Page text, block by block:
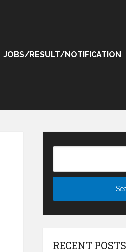
JOBS/RESULT/NOTIFICATION
RECENT POSTS